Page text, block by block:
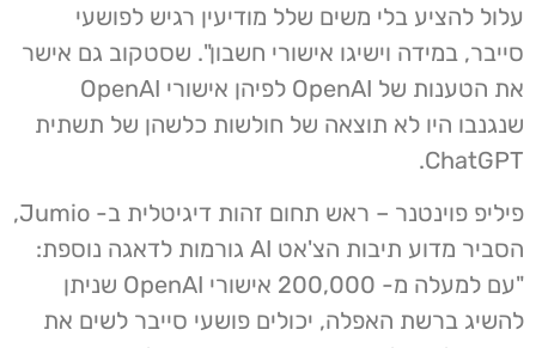
עלול להציע בלי משים שלל מודיעין רגיש לפושעי
סייבר, במידה וישיגו אישורי חשבון". שסטקוב גם אישר
את הטענות של OpenAI לפיהן אישורי OpenAI
שנגנבו היו לא תוצאה של חולשות כלשהן של תשתית
ChatGPT.
פיליפ פוינטנר – ראש תחום זהות דיגיטלית ב- Jumio,
הסביר מדוע תיבות הצ'אט AI גורמות לדאגה נוספת:
"עם למעלה מ- 200,000 אישורי OpenAI שניתן
להשיג ברשת האפלה, יכולים פושעי סייבר לשים את